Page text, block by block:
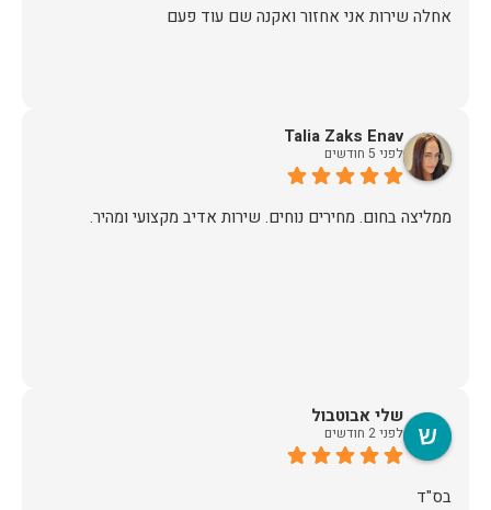
אחלה שירות אני אחזור ואקנה שם עוד פעם
Talia Zaks Enav
לפני 5 חודשים
ממליצה בחום. מחירים נוחים. שירות אדיב מקצועי ומהיר.
שלי אבוטבול
לפני 2 חודשים